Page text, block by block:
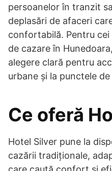
persoanelor în tranzit
deplasări de afaceri
confortabilă. Pentru
de cazare în
alegere clară pentru
urbane și la punctele
Ce oferă
Hotel Silver pune la
cazării tradiționale,